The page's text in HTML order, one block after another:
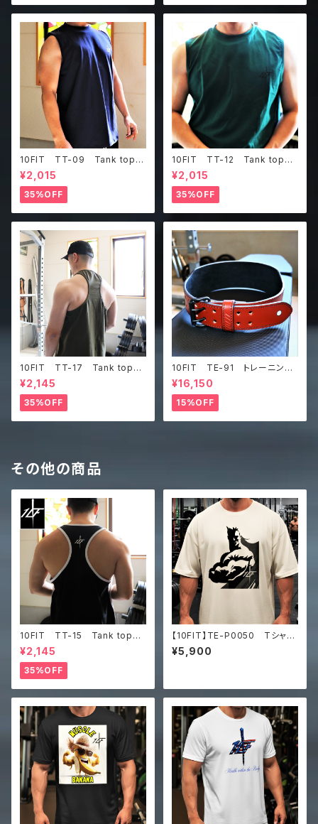
10FIT TT-09 Tank top
タンクトップ ジムウェア トレ
ーニング 筋トレ 紺
¥2,015
35%OFF
10FIT TT-12 Tank top
タンクトップ ジムウェア トレ
ーニング 筋トレ ダークグリ
ーン
¥2,015
35%OFF
10FIT TT-17 Tank top
タンクトップ ジムウェア トレ
ーニング 筋トレ カーキ
¥2,145
35%OFF
10FIT TE-91 トレーニング
ベルト リフティングベルト パ
ワーベルト レザー ブラウ
ン lifting belt power belt
¥16,150
15%OFF
その他の商品
10FIT TT-15 Tank top
タンクトップ ジムウェア トレ
ーニング 筋トレ 白黒
¥2,145
35%OFF
【10FIT】TE-P0050 Tシャ
ツ トレーニング 筋トレ ユ
ニセックス ビッグシルエット Tシ
¥5,900